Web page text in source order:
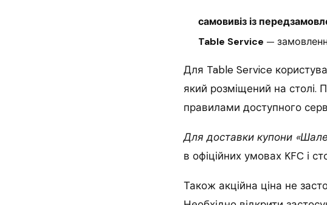
самовивіз із
Table Service —
Для Table Service
який розміщений на столі.
правилами доступного
Для доставки купони
в офіційних умовах KFC і
Також акційна ціна не